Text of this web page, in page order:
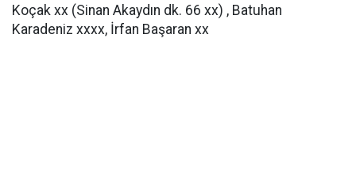
Koçak xx (Sinan Akaydın dk. 66 xx) , Batuhan
Karadeniz xxxx, İrfan Başaran xx